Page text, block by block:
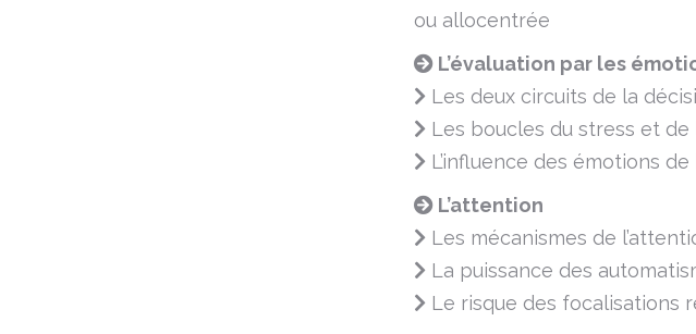
ou allocentrée
L’évaluation par les
Les deux circuits de la
Les boucles du stress et de
L’influence des émotions
L’attention
Les mécanismes de
La puissance des
Le risque des focalisations